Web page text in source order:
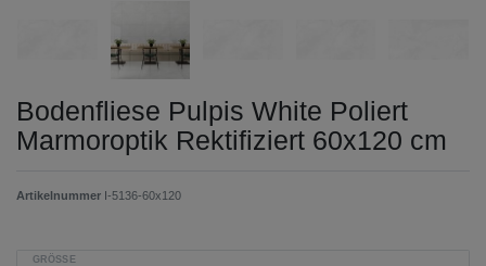
Bodenfliese Pulpis White Poliert
Marmoroptik Rektifiziert 60x120 cm
Artikelnummer I-5136-60x120
GRÖSSE